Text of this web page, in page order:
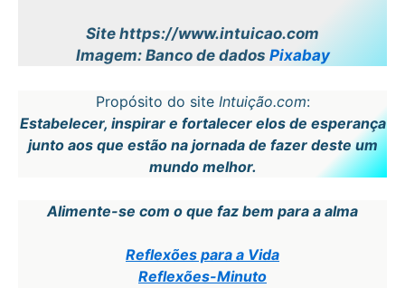
Site https://www.intuicao.com
Imagem: Banco de dados Pixabay
Propósito do site Intuição.com:
Estabelecer, inspirar e fortalecer elos de esperança
junto aos que estão na jornada de fazer deste um
mundo melhor.
Alimente-se com o que faz bem para a alma
Reflexões para a Vida
Reflexões-Minuto